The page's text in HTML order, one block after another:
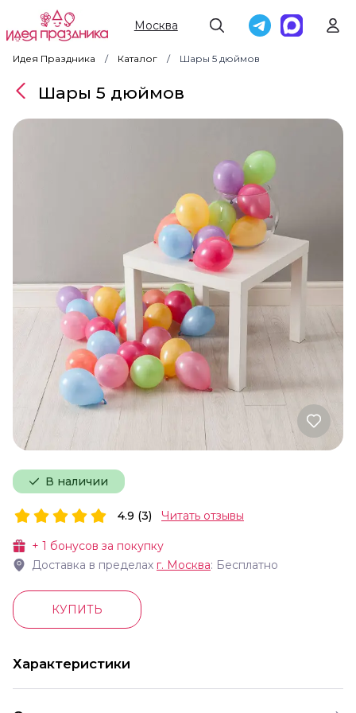
Москва
Идея Праздника Каталог Шары 5 дюймов
В наличии
Шары 5 дюймов
+ 1 бонусов за покупку
Доставка в пределах г. Москва: Бесплатно
4.9 (3) Читать отзывы
КУПИТЬ
Характеристики